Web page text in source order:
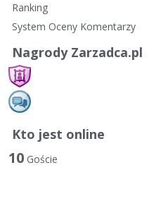
Ranking
System Oceny Komentarzy
Nagrody Zarzadca.pl
Kto jest online
10 Goście